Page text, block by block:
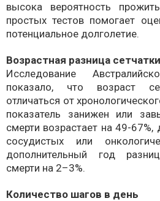
высока вероятность
простых тестов помогает
потенциальное долголетие.
Возрастная разница
Исследование
показало, что возраст
отличаться от
показатель занижен или
смерти возрастает на 49-
сосудистых или
дополнительный год
смерти на 2–3%.
Количество шагов в день